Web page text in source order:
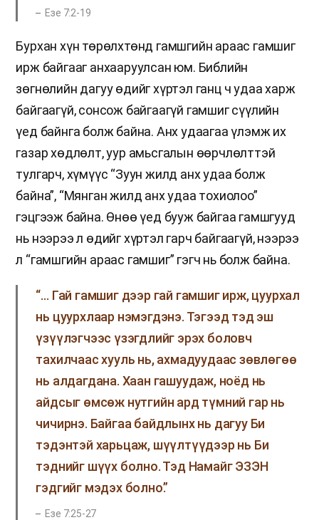
Езе 7:2-19
Бурхан хүн төрөлхтөнд гамшгийн араас гамшиг
ирж байгааг анхааруулсан юм. Библийн
зөгнөлийн дагуу өдийг хүртэл ганц ч удаа харж
байгаагүй, сонсож байгаагүй гамшиг сүүлийн
үед байнга болж байна. Анх удаагаа үлэмж их
газар хөдлөлт, уур амьсгалын өөрчлөлттэй
тулгарч, хүмүүс “Зуун жилд анх удаа болж
байна”, “Мянган жилд анх удаа тохиолоо”
гэцгээж байна. Өнөө үед бууж байгаа гамшгууд
нь нээрээ л өдийг хүртэл гарч байгаагүй, нээрээ
л “гамшгийн араас гамшиг” гэгч нь болж байна.
“… Гай гамшиг дээр гай гамшиг ирж, цуурхал
нь цуурхлаар нэмэгдэнэ. Тэгээд тэд эш
үзүүлэгчээс үзэгдлийг эрэх боловч
тахилчаас хууль нь, ахмадуудаас зөвлөгөө
нь алдагдана. Хаан гашуудаж, ноёд нь
айдсыг өмсөж нутгийн ард түмний гар нь
чичирнэ. Байгаа байдлынх нь дагуу Би
тэдэнтэй харьцаж, шүүлтүүдээр нь Би
тэднийг шүүх болно. Тэд Намайг ЭЗЭН
гэдгийг мэдэх болно.”
Езе 7:25-27